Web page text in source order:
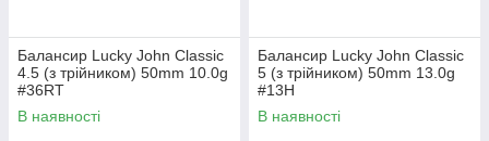
Балансир Lucky John Classic
4.5 (з трійником) 50mm 10.0g
#36RT
В наявності
Балансир Lucky John Classic
5 (з трійником) 50mm 13.0g
#13H
В наявності